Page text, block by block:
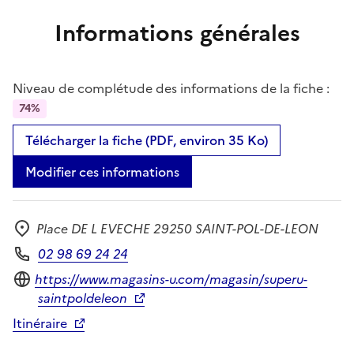
Informations générales
Niveau de complétude des informations de la fiche :
74%
Télécharger la fiche (PDF, environ 35 Ko)
Modifier ces informations
Adresse
Place DE L EVECHE 29250 SAINT-POL-DE-LEON
Téléphone
02 98 69 24 24
Site internet
https://www.magasins-u.com/magasin/superu-
saintpoldeleon
Itinéraire